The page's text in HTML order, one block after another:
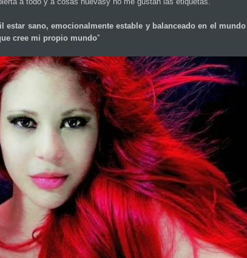
estar sano, emocionalmente estable y balanceado en el mundo
cree mi propio mundo''